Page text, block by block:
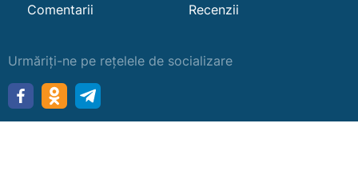
Comentarii
Recenzii
Urmăriți-ne pe rețelele de socializare